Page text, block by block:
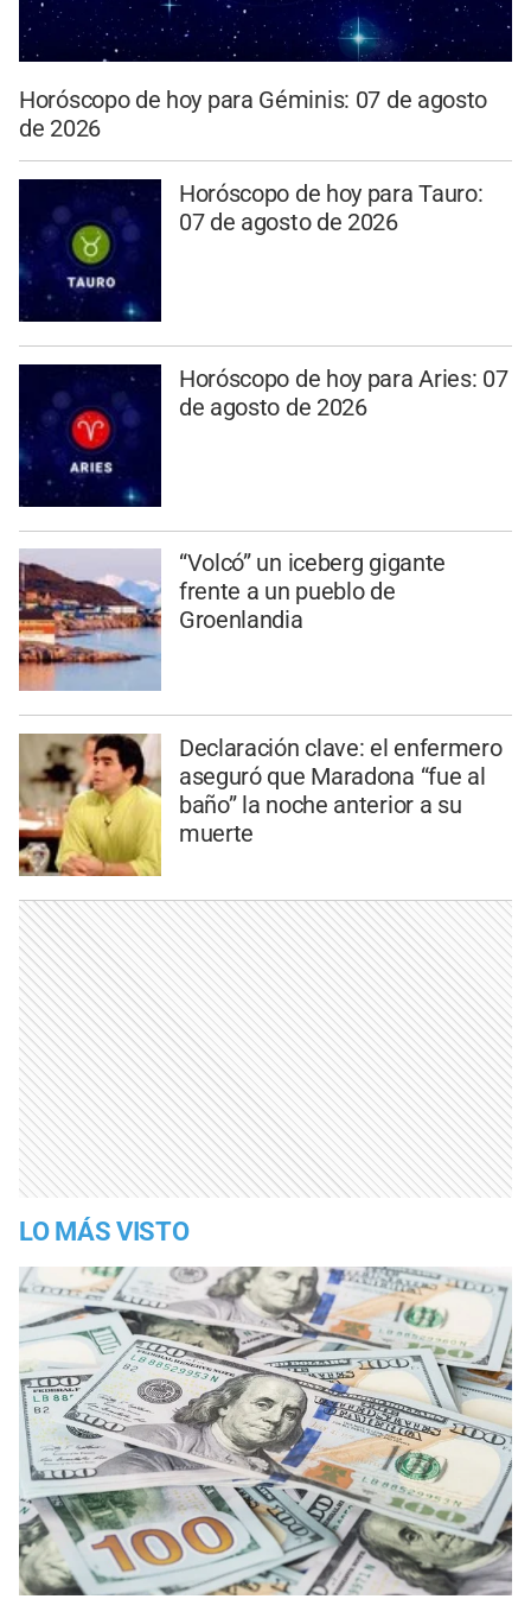
Horóscopo de hoy para Géminis: 07 de agosto
de 2026
Horóscopo de hoy para Tauro:
07 de agosto de 2026
Horóscopo de hoy para Aries: 07
de agosto de 2026
“Volcó” un iceberg gigante
frente a un pueblo de
Groenlandia
Declaración clave: el enfermero
aseguró que Maradona “fue al
baño” la noche anterior a su
muerte
LO MÁS VISTO